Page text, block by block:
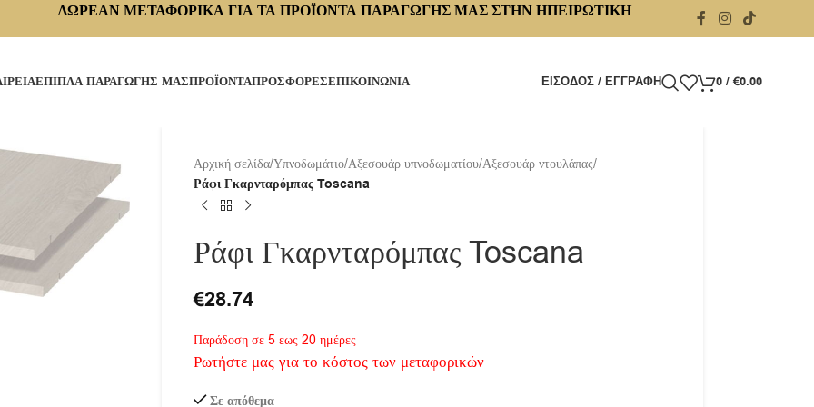
ΔΩΡΕΑΝ ΜΕΤΑΦΟΡΙΚΑ ΓΙΑ ΤΑ ΠΡΟΪΟΝΤΑ ΠΑΡΑΓΩΓΗΣ ΜΑΣ ΣΤΗΝ ΗΠΕΙΡΩΤΙΚΗ
ΕΠΙΠΛΑ ΠΑΡΑΓΩΓΗΣ ΜΑΣΠΡΟΪΟΝΤΑΠΡΟΣΦΟΡΕΣΕΠΙΚΟΙΝΩΝΙΑ ΕΊΣΟΔΟΣ / ΕΓΓΡΑΦΉ 0 / €0.00
Αρχική σελίδα/Υπνοδωμάτιο/Αξεσουάρ υπνοδωματίου/Αξεσουάρ ντουλάπας/
Ράφι Γκαρνταρόμπας Toscana
Ράφι Γκαρνταρόμπας Toscana
€28.74
Παράδοση σε 5 εως 20 ημέρες
Ρωτήστε μας για το κόστος των μεταφορικών
Σε απόθεμα